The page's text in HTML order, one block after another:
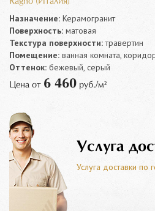
Назначение: Керамогранит
Поверхность: матовая
Текстура поверхности:травертин
Помещение: ванная комната,
Оттенок: бежевый, серый
Цена от 6 460 руб./м²
Услуга
Услуга доставки по